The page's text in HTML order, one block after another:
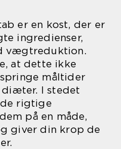
er en kost, der er
ingredienser,
vægtreduktion.
at dette ikke
måltider
diæter. I stedet
rigtige
på en måde,
giver din krop de